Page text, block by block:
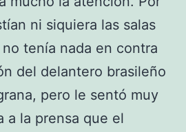
ni siquiera las salas
tenía nada en contra
del delantero brasileño
pero le sentó muy
a la prensa que el